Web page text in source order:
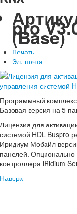
pro
(Base)
Печать
Эл. почта
Программный
Базовая версия на 5
Лицензия для
системой HDL Buspro
Иридиум Мобайл
панелей. Опционально
контроллера iRidium
Наверх